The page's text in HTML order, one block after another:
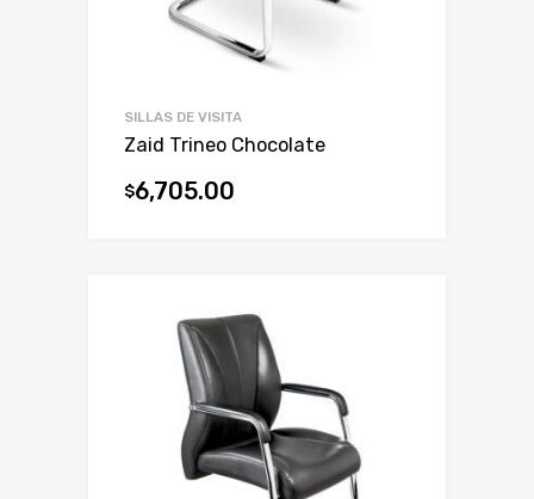
SILLAS DE VISITA
Zaid Trineo Chocolate
$6,705.00